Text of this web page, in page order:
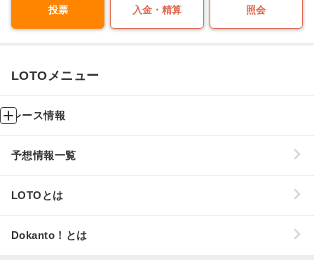
投票 入金・精算 照会
LOTOメニュー
レース情報
予想情報一覧
LOTOとは
Dokanto！とは